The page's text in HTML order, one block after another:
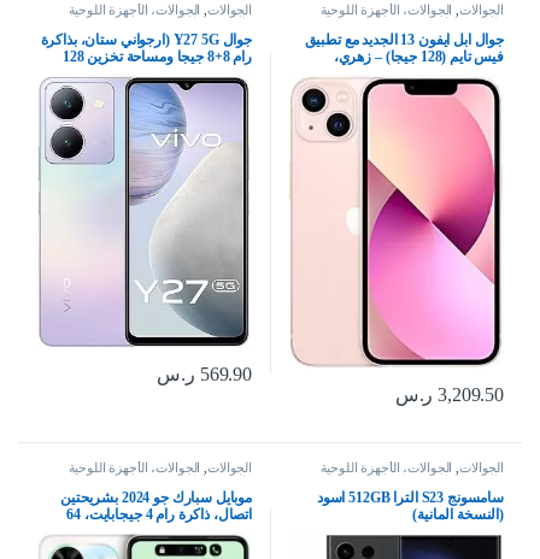
الجوالات الجوالات، الأجهزة اللوحية
وإكسسواراتها
جوال ابل ايفون 13 الجديد مع تطبيق
فيس تايم (128 جيجا) – زهري،
3,209.50 ر.س
الجوالات الجوالات، الأجهزة اللوحية
وإكسسواراتها
جوال Y27 5G (ارجواني ستان، بذاكرة
رام 8+8 جيجا ومساحة تخزين 128
جيجا بشاشة FHD+ وكاميرا رئيسية
50 ميجابكسل وسيلفي 8 وشحن
فلاش 44 واط 5000Mah بتقنية NFC
مع هدية: شريط حول الرقبة بتقنية
بلوتوث، بشريحتين
569.90 ر.س
الجوالات الجوالات، الأجهزة اللوحية
وإكسسواراتها
سامسونج S23 الترا 512GB اسود
(النسخة المانية)
الجوالات الجوالات، الأجهزة اللوحية
وإكسسواراتها
موبايل سبارك جو 2024 بشريحتين
اتصال، ذاكرة رام 4 جيجابايت، 64
جيجابايت، شبكة الجيل الرابع 4G –
اصدار الشرق الاوسط، ابيض